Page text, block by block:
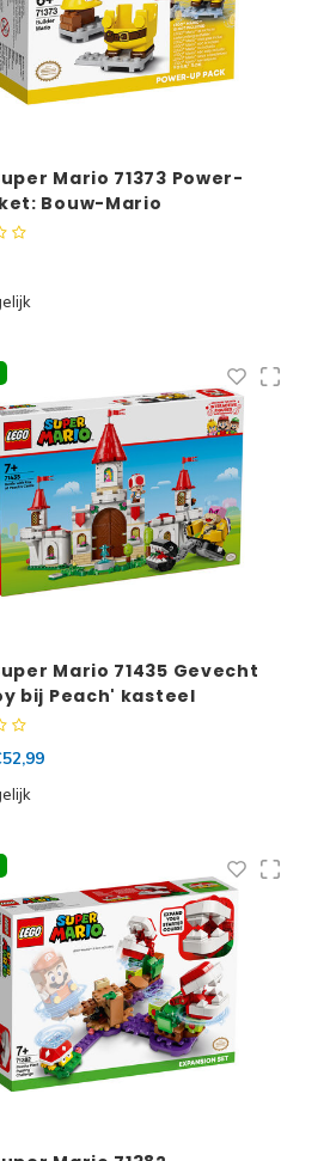
Mario 71373 Power-
Bouw-Mario
Mario 71435 Gevecht
bij Peach' kasteel